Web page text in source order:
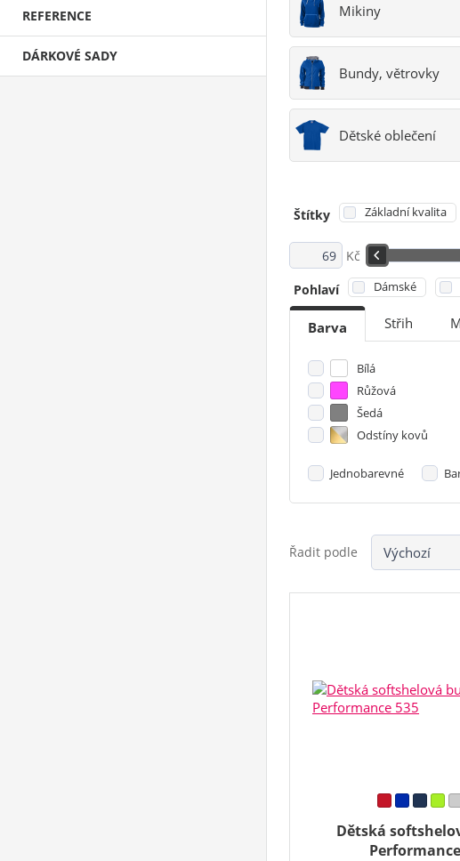
REFERENCE
DÁRKOVÉ SADY
Mikiny
Bundy, větrovky
Dětské oblečení
Kč
Pohlaví Dámské
Barva Střih
Bílá
Růžová
Šedá
Odstíny kovů
Jednobarevné
Štítky Základní kvalita
Řadit podle
Dětská